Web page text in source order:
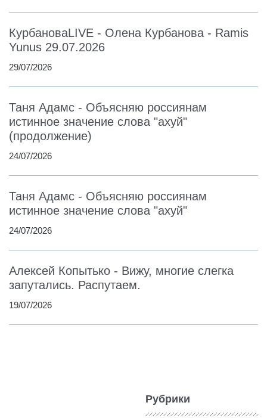
КурбановаLIVE - Олена Курбанова - Ramis
Yunus 29.07.2026
29/07/2026
Таня Адамс - Объясняю россиянам
истинное значение слова "ахуй"
(продолжение)
24/07/2026
Таня Адамс - Объясняю россиянам
истинное значение слова "ахуй"
24/07/2026
Алексей Копытько - Вижу, многие слегка
запутались. Распутаем.
19/07/2026
Рубрики